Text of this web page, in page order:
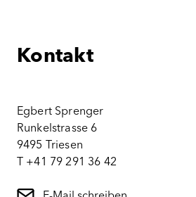
Kontakt
Egbert Sprenger
Runkelstrasse 6
9495 Triesen
T +41 79 291 36 42